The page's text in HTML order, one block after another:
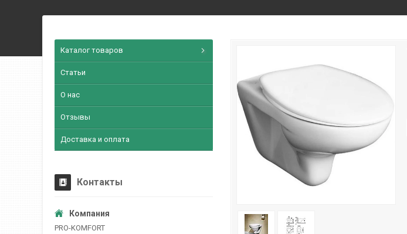
Каталог товаров
Статьи
О нас
Отзывы
Доставка и оплата
Контакты
PRO-KOMFORT